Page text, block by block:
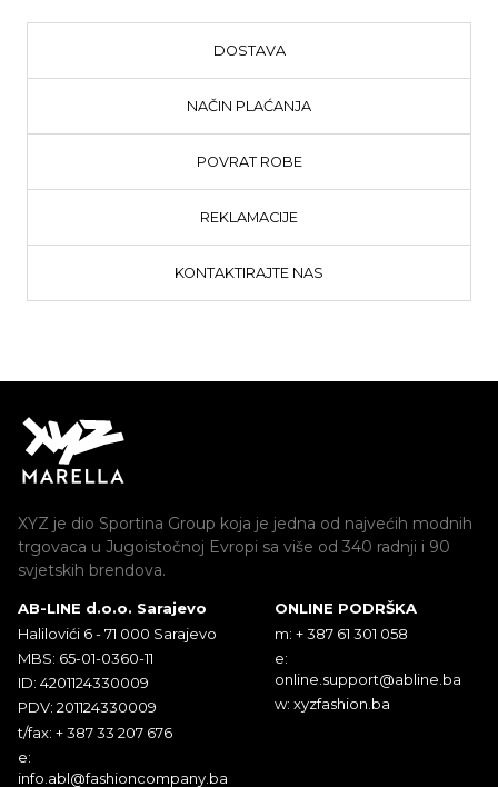
DOSTAVA
NAČIN PLAĆANJA
POVRAT ROBE
REKLAMACIJE
KONTAKTIRAJTE NAS
XYZ je dio Sportina Group koja je jedna od najvećih modnih
trgovaca u Jugoistočnoj Evropi sa više od 340 radnji i 90
svjetskih brendova.
AB-LINE d.o.o. Sarajevo
Halilovići 6 - 71 000 Sarajevo
MBS: 65-01-0360-11
ID: 4201124330009
PDV: 201124330009
t/fax: + 387 33 207 676
e:
info.abl@fashioncompany.ba
ONLINE PODRŠKA
m: + 387 61 301 058
e:
online.support@abline.ba
w: xyzfashion.ba